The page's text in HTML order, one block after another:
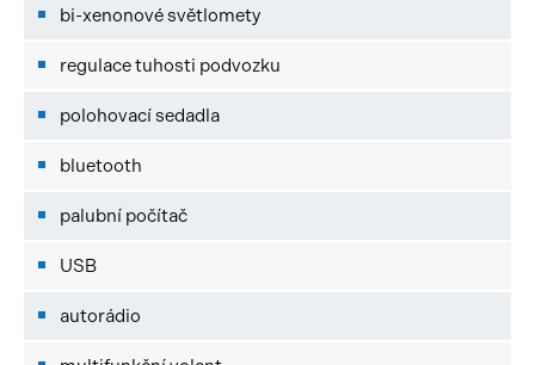
bi-xenonové světlomety
regulace tuhosti podvozku
polohovací sedadla
bluetooth
palubní počítač
USB
autorádio